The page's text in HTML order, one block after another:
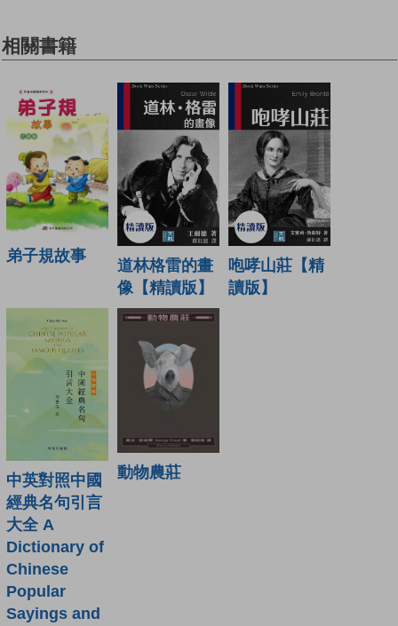
相關書籍
弟子規故事
道林格雷的畫
像【精讀版】
咆哮山莊【精
讀版】
中英對照中國
經典名句引言
大全 A
Dictionary of
Chinese
Popular
Sayings and
動物農莊